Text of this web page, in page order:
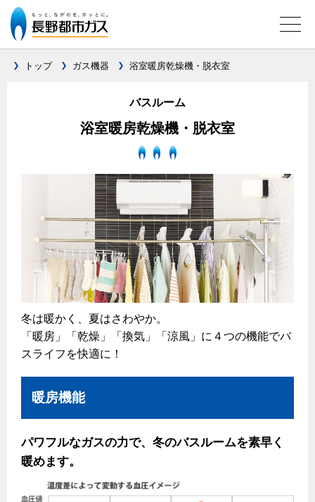
料金メニュー
料金の計算方法
家庭用選択約款
ご請求とお支払いについて
口座振替によるお支払い
クレジットカードによるお支払い
払込書による窓口でのお支払い
払込書によるスマホアプリでのお支払い
検針について
原料費調整制度について
ガスくさいとき・警報器が鳴ったとき
ガスが出ないとき
ガスメーターの復帰方法
ガスコンロとIHクッキングヒーターの比較
清掃性
ガス給湯器とエコキュートの比較
快適性
経済性
ガス・電気併用住宅とオール電化住宅の比較
経済性、環境性、創エネ
ライフステージ別に比較する
キッチン
オススメの商品一覧
最新ガスコンロの実力
グリル活用法
コンロの取替えは
レンジフード
レンジフード
オーブン
炊飯器
トップ ガス機器 浴室暖房乾燥機・脱衣室
バスルーム
浴室暖房乾燥機・脱衣室
冬は暖かく、夏はさわやか。
「暖房」「乾燥」「換気」「涼風」に４つの機能でバ
スライフを快適に！
暖房機能
パワフルなガスの力で、冬のバスルームを素早く
暖めます。